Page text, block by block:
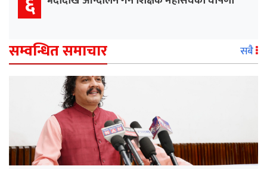
सम्वन्धित समाचार सबै